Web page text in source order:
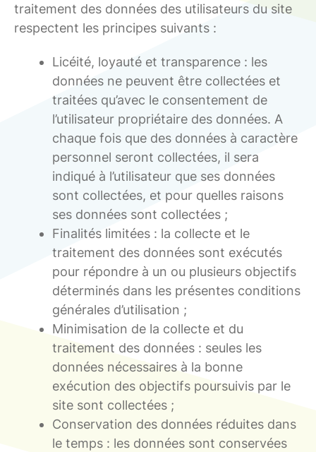
traitement des données des utilisateurs du site
respectent les principes suivants :
Licéité, loyauté et transparence : les
données ne peuvent être collectées et
traitées qu’avec le consentement de
l’utilisateur propriétaire des données. A
chaque fois que des données à caractère
personnel seront collectées, il sera
indiqué à l’utilisateur que ses données
sont collectées, et pour quelles raisons
ses données sont collectées ;
Finalités limitées : la collecte et le
traitement des données sont exécutés
pour répondre à un ou plusieurs objectifs
déterminés dans les présentes conditions
générales d’utilisation ;
Minimisation de la collecte et du
traitement des données : seules les
données nécessaires à la bonne
exécution des objectifs poursuivis par le
site sont collectées ;
Conservation des données réduites dans
le temps : les données sont conservées